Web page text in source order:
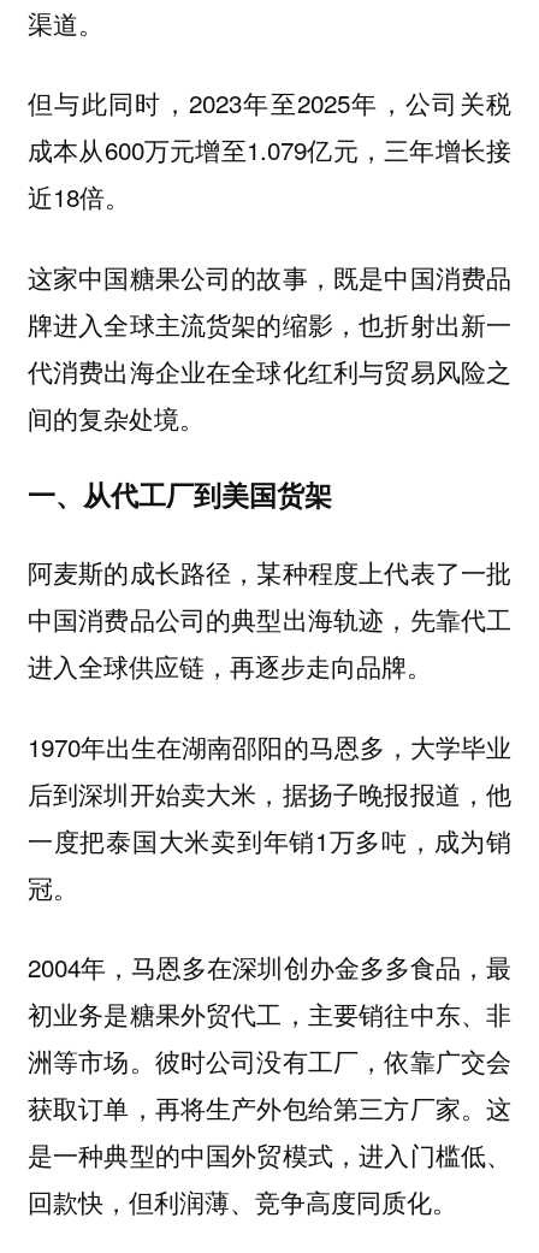
渠道。
但与此同时，2023年至2025年，公司关税
成本从600万元增至1.079亿元，三年增长接
近18倍。
这家中国糖果公司的故事，既是中国消费品
牌进入全球主流货架的缩影，也折射出新一
代消费出海企业在全球化红利与贸易风险之
间的复杂处境。
一、从代工厂到美国货架
阿麦斯的成长路径，某种程度上代表了一批
中国消费品公司的典型出海轨迹，先靠代工
进入全球供应链，再逐步走向品牌。
1970年出生在湖南邵阳的马恩多，大学毕业
后到深圳开始卖大米，据扬子晚报报道，他
一度把泰国大米卖到年销1万多吨，成为销
冠。
2004年，马恩多在深圳创办金多多食品，最
初业务是糖果外贸代工，主要销往中东、非
洲等市场。彼时公司没有工厂，依靠广交会
获取订单，再将生产外包给第三方厂家。这
是一种典型的中国外贸模式，进入门槛低、
回款快，但利润薄、竞争高度同质化。